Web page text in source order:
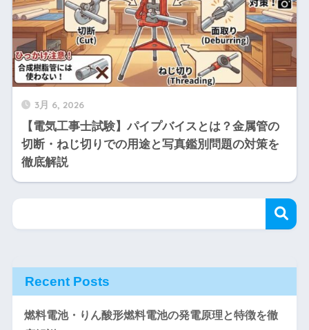
3月 6, 2026
【電気工事士試験】パイプバイスとは？金属管の
切断・ねじ切りでの用途と写真鑑別問題の対策を
徹底解説
Recent Posts
燃料電池・りん酸形燃料電池の発電原理と特徴を徹